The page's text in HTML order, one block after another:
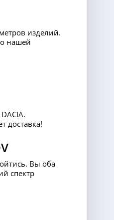
изделий.
нашей
доставка!
Вы оба
спектр